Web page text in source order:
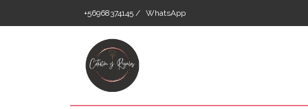
+56968374145 / WhatsApp